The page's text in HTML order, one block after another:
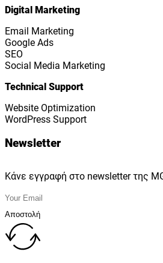
Digital Marketing
Email Marketing
Google Ads
SEO
Social Media Marketing
Technical Support
Website Optimization
WordPress Support
Newsletter
Κάνε εγγραφή στο newsletter της
Αποστολή